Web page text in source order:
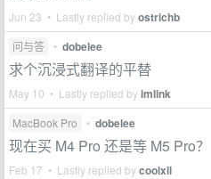
Jun 23 • Lastly replied byostrichb
问与答 • dobelee
求个沉浸式翻译的平替
May 10 • Lastly replied byimlink
MacBook Pro • dobelee
现在买 M4 Pro 还是等 M5 Pro？
Feb 17 • Lastly replied bycoolxll